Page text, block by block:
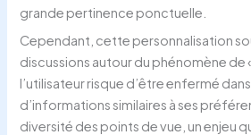
grande pertinence ponctuelle.
Cependant, cette personnalisation
discussions autour du phénomène de
l’utilisateur risque d’être enfermé
d’informations similaires à ses
diversité des points de vue, un enjeu